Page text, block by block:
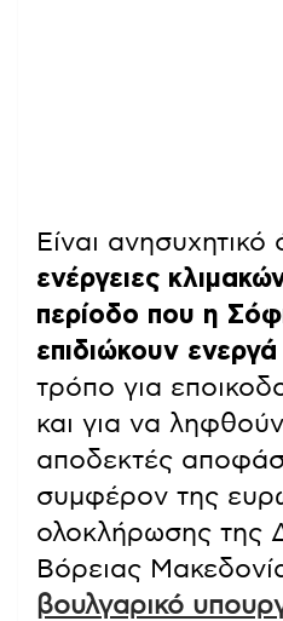
Είναι ανησυχητικό
ενέργειες
περίοδο που η
επιδιώκουν ενεργά
τρόπο για
και για να
αποδεκτές
συμφέρον της
ολοκλήρωσης της
Βόρειας
βουλγαρικό